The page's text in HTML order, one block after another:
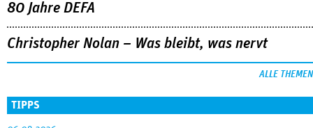
Familie, die aus der Bahn geworfen wird … Die Regisseurin
im Gespräch mit Anke Sterneborg.
MEHR
80 Jahre DEFA